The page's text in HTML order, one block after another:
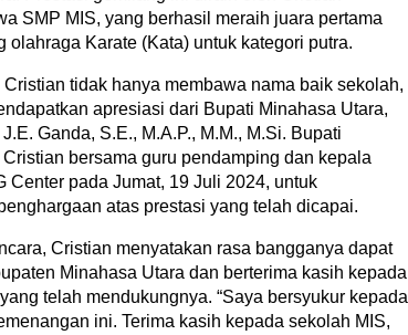
SMP MIS, yang berhasil meraih juara pertama
olahraga Karate (Kata) untuk kategori putra.
tidak hanya membawa nama baik sekolah,
apresiasi dari Bupati Minahasa Utara,
Ganda, S.E., M.A.P., M.M., M.Si. Bupati
bersama guru pendamping dan kepala
Center pada Jumat, 19 Juli 2024, untuk
atas prestasi yang telah dicapai.
Cristian menyatakan rasa bangganya dapat
Minahasa Utara dan berterima kasih kepada
telah mendukungnya. “Saya bersyukur kepada
ini. Terima kasih kepada sekolah MIS,